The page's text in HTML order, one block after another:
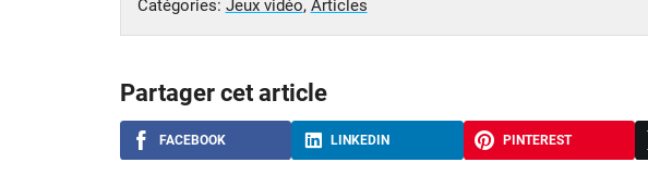
Catégories: Jeux vidéo, Articles
Partager cet article
FACEBOOK LINKEDIN PINTEREST